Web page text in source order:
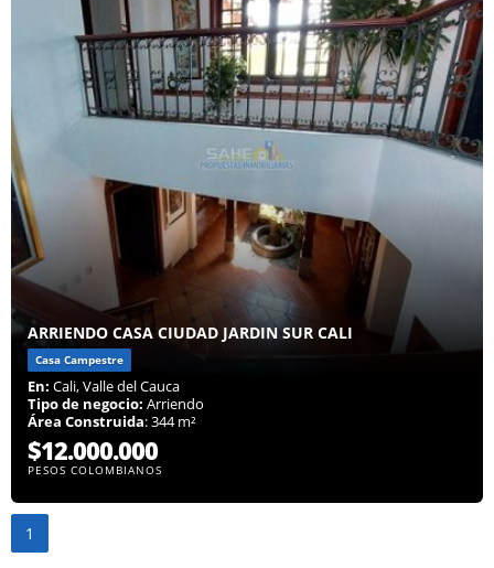
ARRIENDO CASA CIUDAD JARDIN SUR CALI
Casa Campestre
En: Cali, Valle del Cauca
Tipo de negocio: Arriendo
Área Construida: 344 m²
$12.000.000
PESOS COLOMBIANOS
1